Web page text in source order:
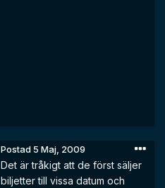
Postad5 Maj, 2009
Det är tråkigt att de först säljer
biljetter till vissa datum och